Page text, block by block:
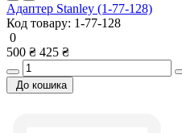
Адаптер Stanley (1-77-128)
Код товару: 1-77-128
0
500 ₴ 425 ₴
До кошика